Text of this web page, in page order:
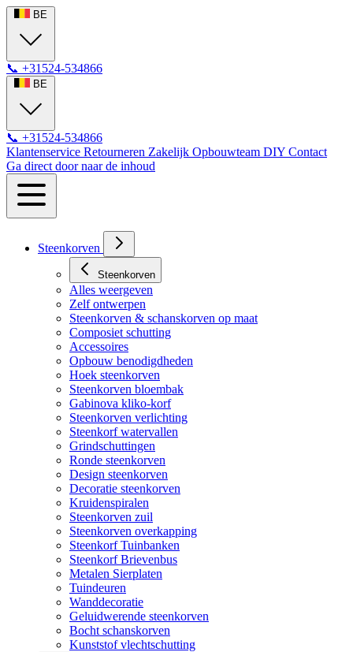
BE
📞 +31524-534866
BE
📞 +31524-534866
Klantenservice Retourneren Zakelijk Opbouwteam DIY Contact
Ga direct door naar de inhoud
Steenkorven
Steenkorven
Alles weergeven
Zelf ontwerpen
Steenkorven & schanskorven op maat
Composiet schutting
Accessoires
Opbouw benodigdheden
Hoek steenkorven
Steenkorven bloembak
Gabinova kliko-korf
Steenkorven verlichting
Steenkorf watervallen
Grindschuttingen
Ronde steenkorven
Design steenkorven
Decoratie steenkorven
Kruidenspiralen
Steenkorven zuil
Steenkorven overkapping
Steenkorf Tuinbanken
Steenkorf Brievenbus
Metalen Sierplaten
Tuindeuren
Wanddecoratie
Geluidwerende steenkorven
Bocht schanskorven
Kunststof vlechtschutting